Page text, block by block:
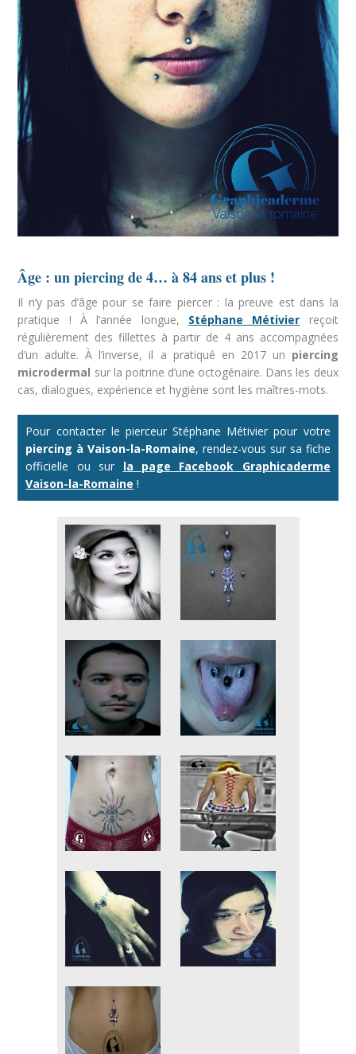
Âge : un piercing de 4… à 84 ans et plus !
Il n’y pas d’âge pour se faire piercer : la preuve est dans la
pratique ! À l’année longue, Stéphane Métivier reçoit
régulièrement des fillettes à partir de 4 ans accompagnées
d’un adulte. À l’inverse, il a pratiqué en 2017 un piercing
microdermal sur la poitrine d’une octogénaire. Dans les deux
cas, dialogues, expérience et hygiène sont les maîtres-mots.
Pour contacter le pierceur Stéphane Métivier pour votre
piercing à Vaison-la-Romaine, rendez-vous sur sa fiche
officielle ou sur la page Facebook Graphicaderme
Vaison-la-Romaine !